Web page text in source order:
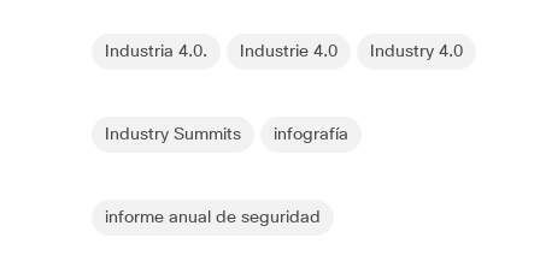
Industria 4.0. Industrie 4.0 Industry 4.0
Industry Summits infografía
informe anual de seguridad